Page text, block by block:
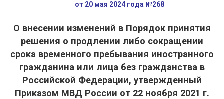
от 20 мая 2024 года №268
О внесении изменений в Порядок принятия
решения о продлении либо сокращении
срока временного пребывания иностранного
гражданина или лица без гражданства в
Российской Федерации, утвержденный
Приказом МВД России от 22 ноября 2021 г.